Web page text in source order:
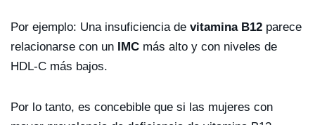
Por ejemplo: Una insuficiencia de vitamina B12 parece
relacionarse con un IMC más alto y con niveles de
HDL-C más bajos.
Por lo tanto, es concebible que si las mujeres con